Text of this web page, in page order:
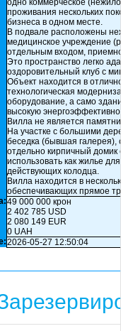
одно коммерческое
проживания нескольких
бизнеса в одном месте.
В подвале расположены
медицинское учреждение
отдельным входом,
Это пространство легко
оздоровительный клуб с
Объект находится в
технологическая
оборудование, а само
высокую
Вилла не является
На участке с большими
беседка (бывшая галерея),
отдельно кирпичный домик
использовать как жилье
действующих колодца.
Вилла находится в
обеспечивающих прямое
49 000 000 крон
2 402 785 USD
2 080 149 EUR
0 UAH
2026-05-27 12:50:04